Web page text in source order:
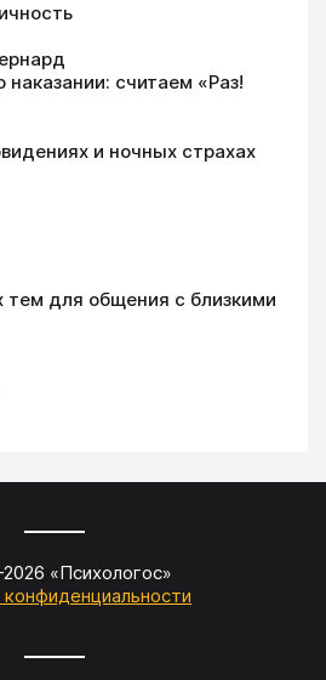
считаем «Раз!
и ночных страхах
тем для общения с близкими
2026 «Психологос»
конфиденциальности